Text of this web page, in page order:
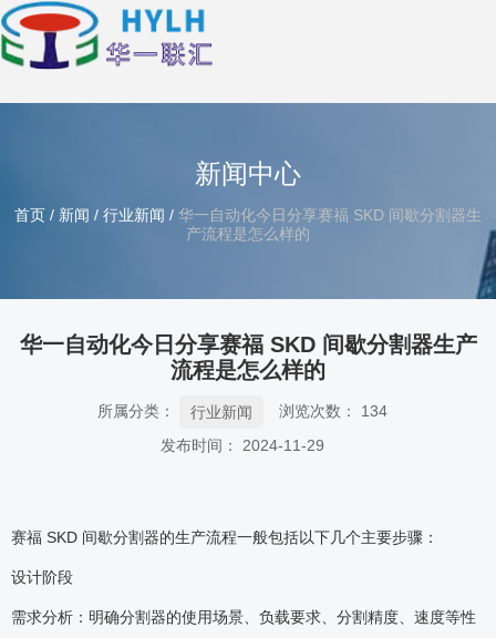
新闻中心
首页 / 新闻 / 行业新闻 / 华一自动化今日分享赛福 SKD 间歇分割器生
产流程是怎么样的
华一自动化今日分享赛福 SKD 间歇分割器生产
流程是怎么样的
所属分类： 行业新闻 浏览次数： 134
发布时间： 2024-11-29
赛福 SKD 间歇分割器的生产流程一般包括以下几个主要步骤：
设计阶段
需求分析：明确分割器的使用场景、负载要求、分割精度、速度等性